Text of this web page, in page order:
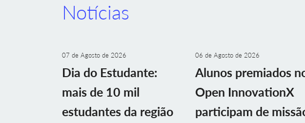
Notícias
07 de Agosto de 2026
Dia do Estudante:
mais de 10 mil
estudantes da região
06 de Agosto de 2026
Alunos premiados
Open InnovationX
participam de